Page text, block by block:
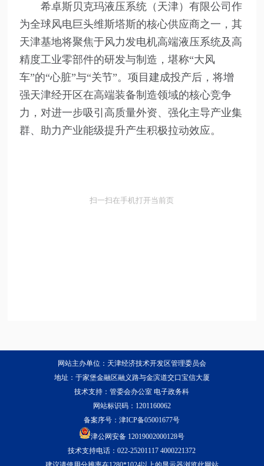
希卓斯贝克玛液压系统（天津）有限公司作
为全球风电巨头维斯塔斯的核心供应商之一，其
天津基地将聚焦于风力发电机高端液压系统及高
精度工业零部件的研发与制造，堪称“大风
车”的“心脏”与“关节”。项目建成投产后，将增
强天津经开区在高端装备制造领域的核心竞争
力，对进一步吸引高质量外资、强化主导产业集
群、助力产业能级提升产生积极拉动效应。
扫一扫在手机打开当前页
网站主办单位：天津经济技术开发区管理委员会
地址：于家堡金融区融义路与金滨道交口宝信大厦
技术支持：管委会办公室 电子政务科
网站标识码：1201160062
备案序号：津ICP备05001677号
津公网安备 12019002000128号
技术支持电话：022-25201117 4000221372